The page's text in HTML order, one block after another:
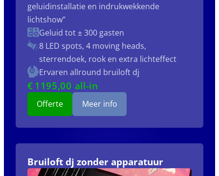
geluidinstallatie en indrukwekkende
lichtshow”
Geluid tot ± 300 gasten
8 LED spots, 4 moving heads,
sterrendoek, rook en extra lichteffect
Ervaren allround bruiloft dj
€ 1195,00 all-in
Offerte Meer info
Bruiloft dj zonder apparatuur